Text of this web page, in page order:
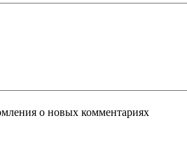
о новых комментариях